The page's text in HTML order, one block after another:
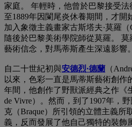
家庭。 年輕時，他曾於巴黎接受
至1889年因闌尾炎休養期間，才開
加入象徵主義畫家古斯塔夫·莫羅（
隨後於巴黎美術學院師從莫羅。
藝術信念，對馬蒂斯產生深遠影響。
自二十世紀初與安德烈·德蘭 （
以來，色彩一直是馬蒂斯藝術創作
年間，他創作了野獸派經典之作《
de Vivre）。然而，到了1907年，
克（Braque）所引領的立體主義所
義，反而發展了他自己獨特的裝飾